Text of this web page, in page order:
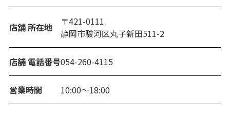
店舗 所在地
〒421-0111
静岡市駿河区丸子新田511-2
店舗 電話番号054-260-4115
営業時間 10:00～18:00